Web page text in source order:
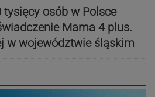
tysięcy osób w Polsce
Mama 4 plus.
w województwie śląskim